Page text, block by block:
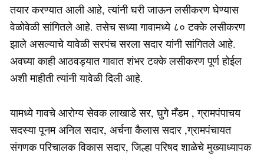
तयार करण्यात आली आहे, त्यांनी घरी जाऊन लसीकरण घेण्यास
वेळोवेळी सांगितले आहे. तसेच सध्या गावामध्ये ८० टक्के लसीकरण
झाले असल्याचे यावेळी सरपंच सरला सदार यांनी सांगितले आहे.
अवघ्या काही आठवड्यात गावात शंभर टक्के लसीकरण पूर्ण होईल
अशी माहीती त्यांनी यावेळी दिली आहे.
यामध्ये गावचे आरोग्य सेवक लाखाडे सर, घुगे मँडम , ग्रामपंपाचय
सदस्या पूनम अनिल सदार, अर्चना कैलास सदार ,ग्रामपंचायत
संगणक परिचालक विकास सदार, जिल्हा परिषद शाळेचे मुख्याध्यापक